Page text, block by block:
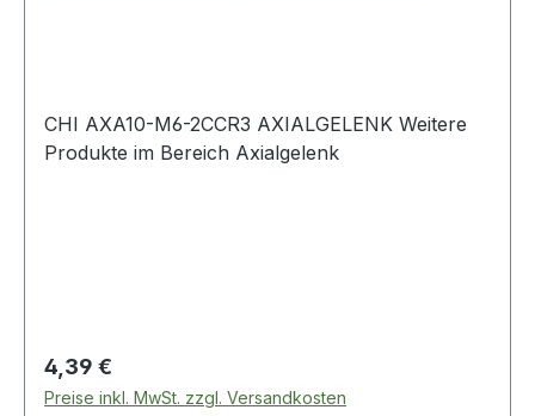
CHI AXA10-M6-2CCR3 AXIALGELENK Weitere
Produkte im Bereich Axialgelenk
Regulärer Preis:
4,39 €
Preise inkl. MwSt. zzgl. Versandkosten